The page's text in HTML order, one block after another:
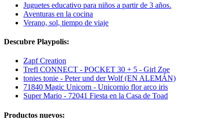
Juguetes educativo para niños a partir de 3 años.
Aventuras en la cocina
Verano, sol, tiempo de viaje
Descubre Playpolis:
Zapf Creation
Trefl CONNECT - POCKET 30 + 5 - Girl Zoe
tonies tonie - Peter und der Wolf (EN ALEMÁN)
71840 Magic Unicorn - Unicornio flor arco iris
Super Mario - 72041 Fiesta en la Casa de Toad
Productos nuevos: